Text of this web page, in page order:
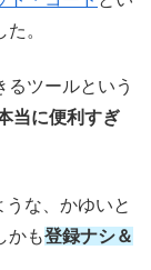
。
るツールという
当に便利すぎ
な、かゆいと
かも登録ナシ＆